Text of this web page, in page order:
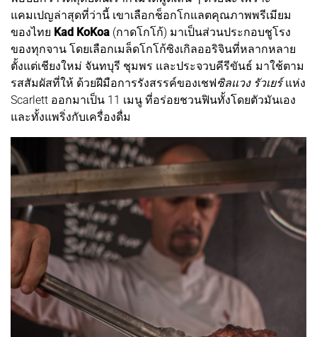
แคมเปญล่าสุดที่ว่านี้ เขาเลือกช็อกโกแลตคุณภาพพรีเมียม
ของไทย Kad KoKoa (กาดโกโก้) มาเป็นส่วนประกอบชูโรง
ของทุกจาน โดยเลือกเมล็ดโกโก้ซิงเกิลออริจินที่หลากหลาย
ตั้งแต่เชียงใหม่ จันทบุรี ชุมพร และประจวบคีรีขันธ์ มาใช้ตาม
รสสัมผัสที่ให้ ด้วยฝีมือการรังสรรค์ของเชฟซิลแวง รัวเยร์แห่ง
Scarlett ออกมาเป็น 11 เมนู ที่อร่อยชวนฟินทั้งโดยตัวมันเอง
และทั้งแพริ่งกับเครื่องดื่ม